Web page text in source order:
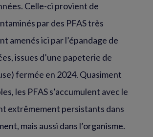
Celle-ci provient de
par des PFAS très
amenés ici par l’épandage de
issues d’une papeterie de
fermée en 2024. Quasiment
les PFAS s’accumulent avec le
extrêmement persistants dans
mais aussi dans l’organisme.